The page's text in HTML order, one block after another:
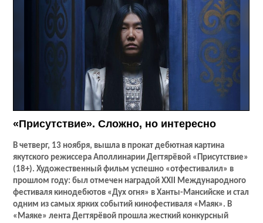
«Присутствие». Сложно, но интересно
В четверг, 13 ноября, вышла в прокат дебютная картина
якутского режиссера Аполлинарии Дегтярёвой «Присутствие»
(18+). Художественный фильм успешно «отфестивалил» в
прошлом году: был отмечен наградойXXII Международного
фестиваля кинодебютов «Дух огня» в Ханты-Мансийске и стал
одним из самых ярких событий кинофестиваля «Маяк». В
«Маяке» лента Дегтярёвой прошла жесткий конкурсный